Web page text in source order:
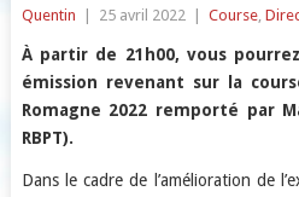
Quentin 25 avril 2022 Course,
À partir de 21h00, vous
émission revenant sur la
Romagne 2022 remporté par
RBPT).
Dans le cadre de l’amélioration de